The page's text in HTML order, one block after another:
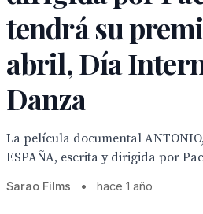
tendrá su
abril, Día
Danza
La película documental
ESPAÑA, escrita y dirigida por
Sarao Films • hace 1 año